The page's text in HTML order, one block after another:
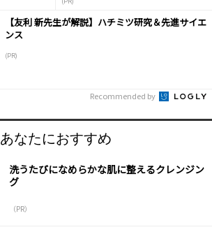
【友利 新先生が解説】ハチミツ研究＆先進サイエ
ンス
(PR)
Recommended by
あなたにおすすめ
洗うたびになめらかな肌に整えるクレンジン
グ
（PR）